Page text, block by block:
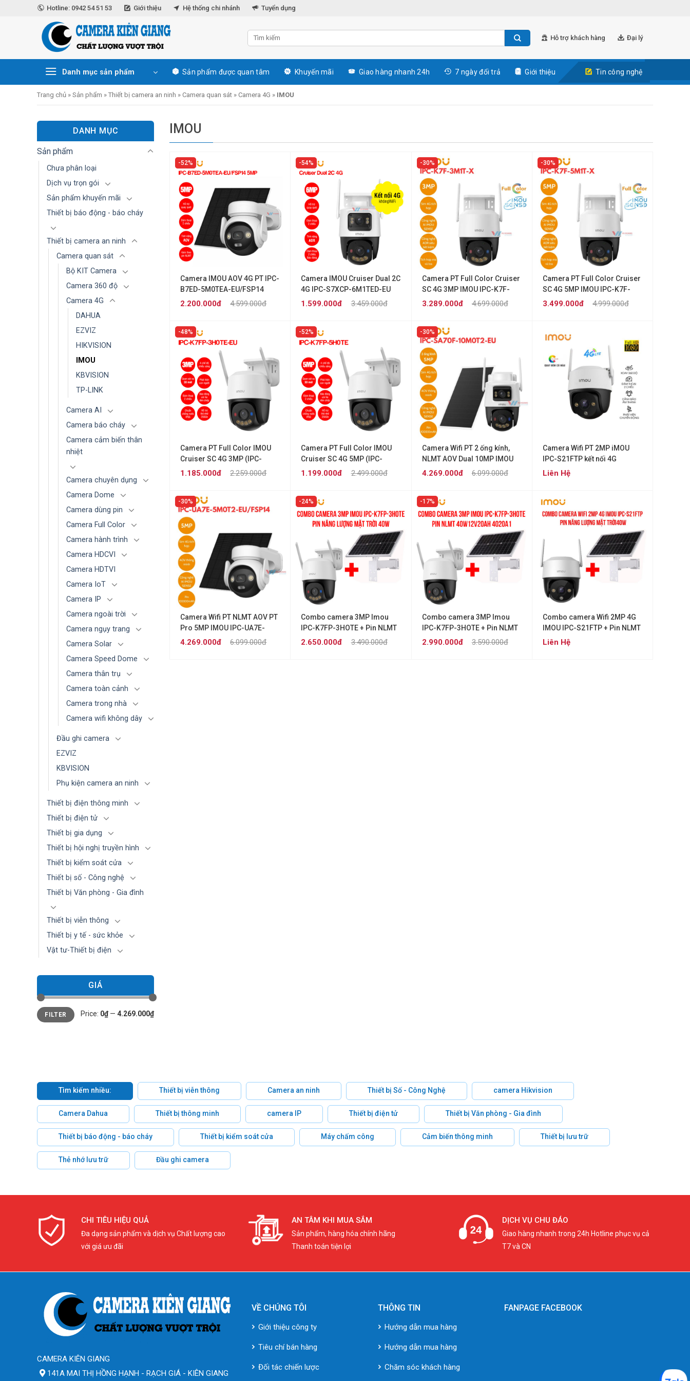
Hotline: 0942 54 51 53 Giới thiệu Hệ thống chi nhánh Tuyển dụng
Hỗ trợ khách hàng Đại lý
Danh mục sản phẩm Sản phẩm được quan tâm Khuyến mãi Giao hàng nhanh 24h 7 ngày đổi trả Giới thiệu Tin công nghệ
Trang chủ » Sản phẩm » Thiết bị camera an ninh » Camera quan sát » Camera 4G » IMOU
DANH MỤC
Sản phẩm
Chưa phân loại
Dịch vụ trọn gói
Sản phẩm khuyến mãi
Thiết bị báo động - báo cháy
Thiết bị camera an ninh
Camera quan sát
Bộ KIT Camera
Camera 360 độ
Camera 4G
DAHUA
EZVIZ
HIKVISION
IMOU
KBVISION
TP-LINK
Camera AI
Camera báo cháy
Camera cảm biến thân
nhiệt
Camera chuyên dụng
Camera Dome
Camera dùng pin
Camera Full Color
Camera hành trình
Camera HDCVI
Camera HDTVI
Camera IoT
Camera IP
Camera ngoài trời
Camera ngụy trang
Camera Solar
Camera Speed Dome
Camera thân trụ
Camera toàn cảnh
Camera trong nhà
Camera wifi không dây
Đầu ghi camera
EZVIZ
KBVISION
Phụ kiện camera an ninh
Thiết bị điện thông minh
Thiết bị điện tử
Thiết bị gia dụng
Thiết bị hội nghị truyền hình
Thiết bị kiểm soát cửa
Thiết bị số - Công nghệ
Thiết bị Văn phòng - Gia đình
Thiết bị viễn thông
Thiết bị y tế - sức khỏe
Vật tư-Thiết bị điện
GIÁ
Min
price
Max
priceFILTER Price: 0₫ —4.269.000₫
IMOU
52%
Camera IMOU AOV 4G PT IPC-
B7ED-5M0TEA-EU/FSP14
5MP [Kèm tấm pin Solar]
4.599.000đ
2.200.000đ
54%
Camera IMOU Cruiser Dual 2C
4G IPC-S7XCP-6M1TED-EU
3.459.000đ
1.599.000đ
30%
Camera PT Full Color Cruiser
SC 4G 3MP IMOU IPC-K7F-
3M1T-X
4.699.000đ
3.289.000đ
30%
Camera PT Full Color Cruiser
SC 4G 5MP IMOU IPC-K7F-
5M1T-X
4.999.000đ
3.499.000đ
48%
Camera PT Full Color IMOU
Cruiser SC 4G 3MP (IPC-
K7FP-3H0TE)
2.259.000đ
1.185.000đ
52%
Camera PT Full Color IMOU
Cruiser SC 4G 5MP (IPC-
K7FP-5H0TE)
2.499.000đ
1.199.000đ
30%
Camera Wifi PT 2 ống kính,
NLMT AOV Dual 10MP IMOU
IPC-SA70F-10M0T2-EU
6.099.000đ
4.269.000đ
Camera Wifi PT 2MP iMOU
IPC-S21FTP kết nối 4G
(CRUISER 4G)
Liên Hệ
30%
Camera Wifi PT NLMT AOV PT
Pro 5MP IMOU IPC-UA7E-
5M0T2-EU/FSP146.099.000đ
4.269.000đ
24%
Combo camera 3MP Imou
IPC-K7FP-3HOTE + Pin NLMT
40W (40W12V30AH 4030S)
3.490.000đ
2.650.000đ
17%
Combo camera 3MP Imou
IPC-K7FP-3HOTE + Pin NLMT
40W12V20AH 4020A1
3.590.000đ
2.990.000đ
Combo camera Wifi 2MP 4G
IMOU IPC-S21FTP + Pin NLMT
40W
Liên Hệ
Tìm kiếm nhiều: Thiết bị viễn thông Camera an ninh Thiết bị Số - Công Nghệ camera Hikvision
Camera Dahua Thiết bị thông minh camera IP Thiết bị điện tử Thiết bị Văn phòng - Gia đình
Thiết bị báo động - báo cháy Thiết bị kiểm soát cửa Máy chấm công Cảm biến thông minh Thiết bị lưu trữ
Thẻ nhớ lưu trữ Đầu ghi camera
CHI TIÊU HIỆU QUẢ
Đa dạng sản phẩm và dịch vụ Chất lượng cao
với giá ưu đãi
AN TÂM KHI MUA SẮM
Sản phẩm, hàng hóa chính hãng
Thanh toán tiện lợi
DỊCH VỤ CHU ĐÁO
Giao hàng nhanh trong 24h Hotline phục vụ cả
T7 và CN
CAMERA KIÊN GIANG
141A MAI THỊ HỒNG HẠNH - RẠCH GIÁ - KIÊN GIANG
VỀ CHÚNG TÔI
Giới thiệu công ty
Tiêu chí bán hàng
Đối tác chiến lược
THÔNG TIN
Hướng dẫn mua hàng
Hướng dẫn mua hàng
Chăm sóc khách hàng
FANPAGE FACEBOOK